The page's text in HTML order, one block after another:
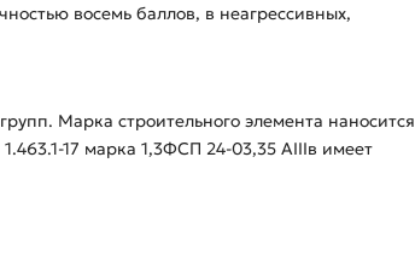
восемь баллов, в неагрессивных,
Марка строительного элемента наносится
17 марка 1,3ФСП 24-03,35 АIIIв имеет